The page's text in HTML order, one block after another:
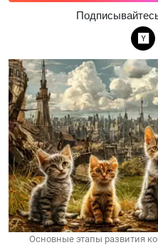
Основные этапы развития